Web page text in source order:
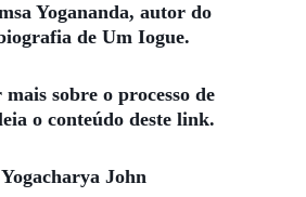
Yogananda, autor do
de Um Iogue.
sobre o processo de
o conteúdo deste link.
Yogacharya John